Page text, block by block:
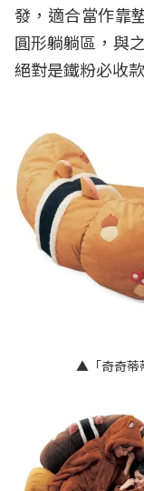
發，適合當作靠
圓形躺躺區，與
絕對是鐵粉必收款
▲「奇奇蒂